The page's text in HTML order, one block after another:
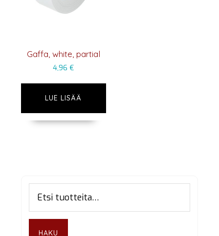
Gaffa, white, partial
4,96€
LUE LISÄÄ
Ensisijainen
sivupalkki
HAKU